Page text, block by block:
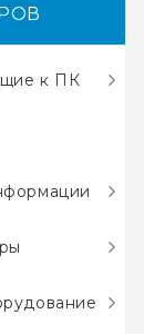
к ПК